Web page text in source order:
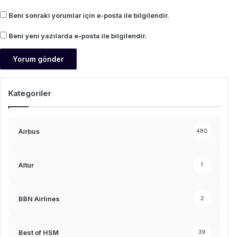
Beni sonraki yorumlar için e-posta ile bilgilendir.
Beni yeni yazılarda e-posta ile bilgilendir.
Kategoriler
Airbus 480
Altur 1
BBN Airlines 2
Best of HSM 39